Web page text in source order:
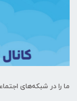
ما را در شبکه‌های